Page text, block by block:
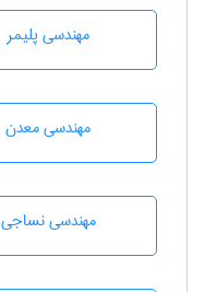
مهندسی پليمر
مهندسی معدن
مهندسي نساجی